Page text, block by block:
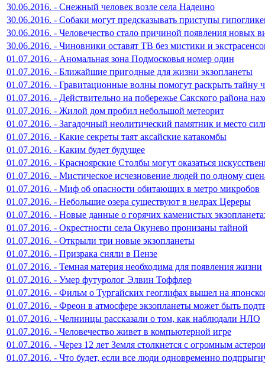
30.06.2016. - Снежный человек возле села Надеино
30.06.2016. - Собаки могут предсказывать приступы
30.06.2016. - Человечество стало причиной появления новых
30.06.2016. - Чиновники оставят ТВ без мистики и
01.07.2016. - Аномальная зона Подмосковья номер один
01.07.2016. - Ближайшие пригодные для жизни экзопланеты
01.07.2016. - Гравитационные волны помогут раскрыть тайну
01.07.2016. - Действительно на побережье Сакского района
01.07.2016. - Жилой дом пробил небольшой метеорит
01.07.2016. - Загадочный неолитический памятник и место
01.07.2016. - Какие секреты таят аксайские катакомбы
01.07.2016. - Каким будет будущее
01.07.2016. - Красноярские Столбы могут оказаться
01.07.2016. - Мистическое исчезновение людей по одному
01.07.2016. - Миф об опасности обитающих в метро микробов
01.07.2016. - Небольшие озера существуют в недрах Цереры
01.07.2016. - Новые данные о горячих каменистых
01.07.2016. - Окрестности села Окунево пронизаны тайной
01.07.2016. - Открыли три новые экзопланеты
01.07.2016. - Призрака сняли в Пензе
01.07.2016. - Темная материя необходима для появления жизни
01.07.2016. - Умер футуролог Элвин Тоффлер
01.07.2016. - Фильм о Тургайских геоглифах вышел на
01.07.2016. - Фреон в атмосфере экзопланеты может быть
01.07.2016. - Челнинцы рассказали о том, как наблюдали НЛО
01.07.2016. - Человечество живет в компьютерной игре
01.07.2016. - Через 12 лет Земля столкнется с огромным
01.07.2016. - Что будет, если все люди одновременно